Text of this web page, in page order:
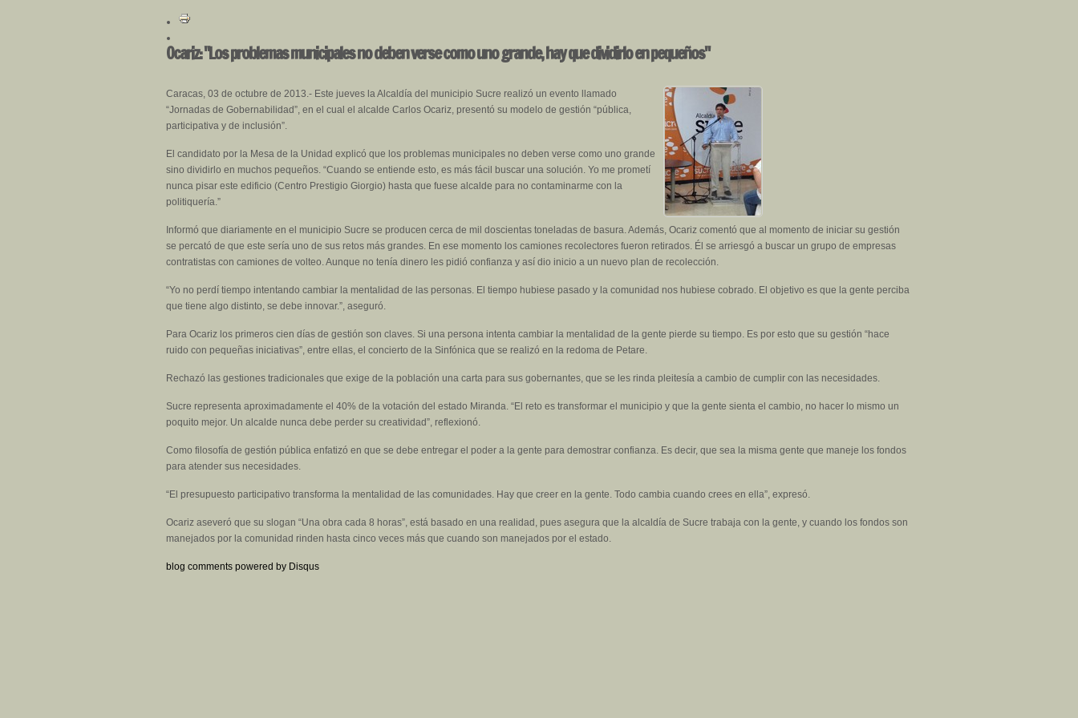
Ocariz: "Los problemas municipales no deben verse como uno grande, hay que dividirlo en pequeños"
Caracas, 03 de octubre de 2013.- Este jueves la Alcaldía del municipio Sucre realizó un evento llamado
“Jornadas de Gobernabilidad”, en el cual el alcalde Carlos Ocariz, presentó su modelo de gestión “pública,
participativa y de inclusión”.
El candidato por la Mesa de la Unidad explicó que los problemas municipales no deben verse como uno grande
sino dividirlo en muchos pequeños. “Cuando se entiende esto, es más fácil buscar una solución. Yo me prometí
nunca pisar este edificio (Centro Prestigio Giorgio) hasta que fuese alcalde para no contaminarme con la
politiquería.”
Informó que diariamente en el municipio Sucre se producen cerca de mil doscientas toneladas de basura. Además, Ocariz comentó que al momento de iniciar su gestión
se percató de que este sería uno de sus retos más grandes. En ese momento los camiones recolectores fueron retirados. Él se arriesgó a buscar un grupo de empresas
contratistas con camiones de volteo. Aunque no tenía dinero les pidió confianza y así dio inicio a un nuevo plan de recolección.
“Yo no perdí tiempo intentando cambiar la mentalidad de las personas. El tiempo hubiese pasado y la comunidad nos hubiese cobrado. El objetivo es que la gente perciba
que tiene algo distinto, se debe innovar.”, aseguró.
Para Ocariz los primeros cien días de gestión son claves. Si una persona intenta cambiar la mentalidad de la gente pierde su tiempo. Es por esto que su gestión “hace
ruido con pequeñas iniciativas”, entre ellas, el concierto de la Sinfónica que se realizó en la redoma de Petare.
Rechazó las gestiones tradicionales que exige de la población una carta para sus gobernantes, que se les rinda pleitesía a cambio de cumplir con las necesidades.
Sucre representa aproximadamente el 40% de la votación del estado Miranda. “El reto es transformar el municipio y que la gente sienta el cambio, no hacer lo mismo un
poquito mejor. Un alcalde nunca debe perder su creatividad”, reflexionó.
Como filosofía de gestión pública enfatizó en que se debe entregar el poder a la gente para demostrar confianza. Es decir, que sea la misma gente que maneje los fondos
para atender sus necesidades.
“El presupuesto participativo transforma la mentalidad de las comunidades. Hay que creer en la gente. Todo cambia cuando crees en ella”, expresó.
Ocariz aseveró que su slogan “Una obra cada 8 horas”, está basado en una realidad, pues asegura que la alcaldía de Sucre trabaja con la gente, y cuando los fondos son
manejados por la comunidad rinden hasta cinco veces más que cuando son manejados por el estado.
blog comments powered by Disqus